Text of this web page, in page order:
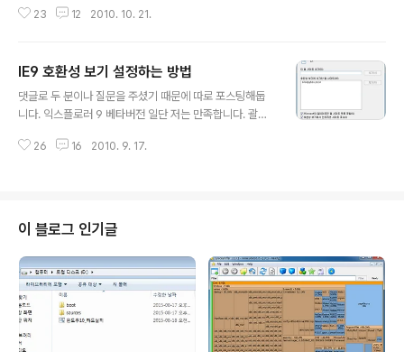
입 50%, 고정방문자 30%, 링크유입 20% 그런데 가끔
라 함은... 글의 고유 주소가 아닌 경우인데요, 예를 들어 ?p
age=n 형식의 상대 주소를 링크해버리면 새 글이 하나만
더 올라와도 페이지가 밀리기 때문에 그 링크의 의미는 없
에 링크하고 싶다면 http://snoopybox.co.kr/1418 이
23 12 2010. 10. 21.
IE9 호환성 보기 설정하는 방법
댓글로 두 분이나 질문을 주셨기 때문에 따로 포스팅해둡
니다. 익스플로러 9 베타버전 일단 저는 만족합니다. 괄목
각합니다. 그런데 아직 많은 웹사이트들이 IE9에 최적화되
환성 보기 버튼이 생성됩니다. 주소 표시줄 옆에 있는 찢어
진 종이 모양 말입니다. 모든 웹사이트에서 버튼이 생성되
는건 아니고 호환이 안 되는 사이트에서만 생성됩니다. 이
런 경우 찢어진 종이 버튼을 누르면 IE7 호환모드로 동작하
기 때문에 별다른 불편 없이 사용할 수 있습니다. 그런데 버
튼이 표시되지 않는 사이트..
26 16 2010. 9. 17.
이 블로그 인기글